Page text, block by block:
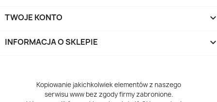
TWOJE KONTO
INFORMACJA O SKLEPIE
Kopiowanie jakichkolwiek elementów z naszego
serwisu www bez zgody firmy zabronione.